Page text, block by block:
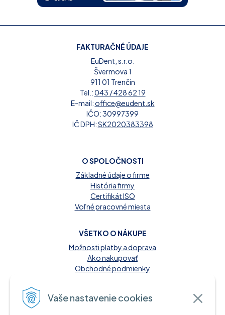
Vaše nastavenie cookies
FAKTURAČNÉ ÚDAJE
EuDent, s.r.o.
Švermova 1
911 01 Trenčín
Tel.:043 / 428 62 19
E-mail:office@eudent.sk
IČO: 30997399
IČ DPH:SK2020383398
O SPOLOČNOSTI
Základné údaje o firme
História firmy
Certifikát ISO
Voľné pracovné miesta
VŠETKO O NÁKUPE
Možnosti platby a doprava
Ako nakupovať
Obchodné podmienky